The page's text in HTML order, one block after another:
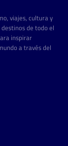
viajes, cultura y
de todo el
inspirar
a través del